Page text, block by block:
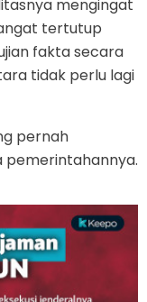
mengingat
tertutup
fakta secara
tidak perlu lagi
pernah
pemerintahannya.